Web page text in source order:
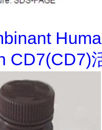
CD7(CD7)